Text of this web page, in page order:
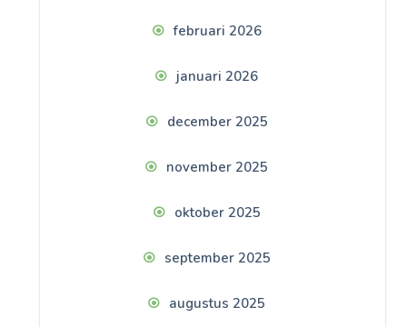
februari 2026
januari 2026
december 2025
november 2025
oktober 2025
september 2025
augustus 2025